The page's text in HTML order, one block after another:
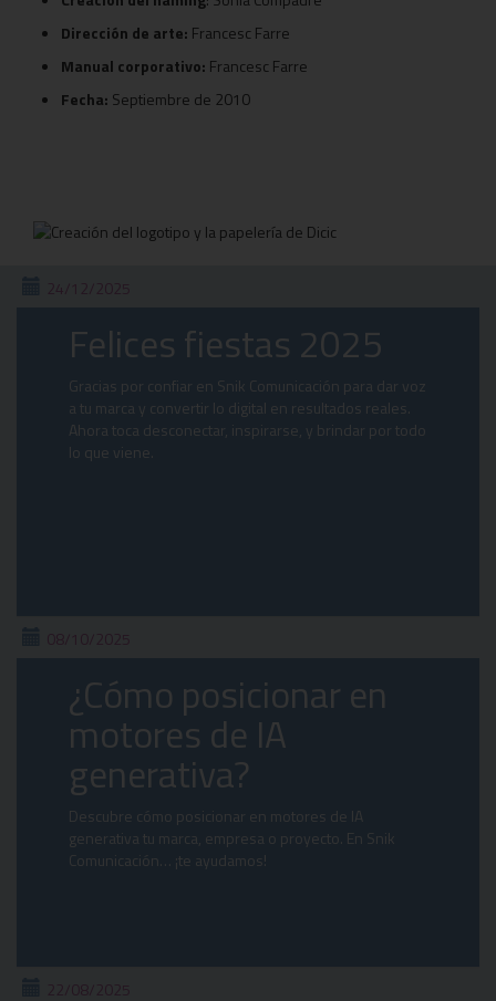
Dirección de arte: Francesc Farre
Manual corporativo: Francesc Farre
Fecha: Septiembre de 2010
24/12/2025
Felices fiestas 2025
Gracias por confiar en Snik Comunicación para dar voz
a tu marca y convertir lo digital en resultados reales.
Ahora toca desconectar, inspirarse, y brindar por todo
lo que viene.
08/10/2025
¿Cómo posicionar en
motores de IA
generativa?
Descubre cómo posicionar en motores de IA
generativa tu marca, empresa o proyecto. En Snik
Comunicación… ¡te ayudamos!
22/08/2025